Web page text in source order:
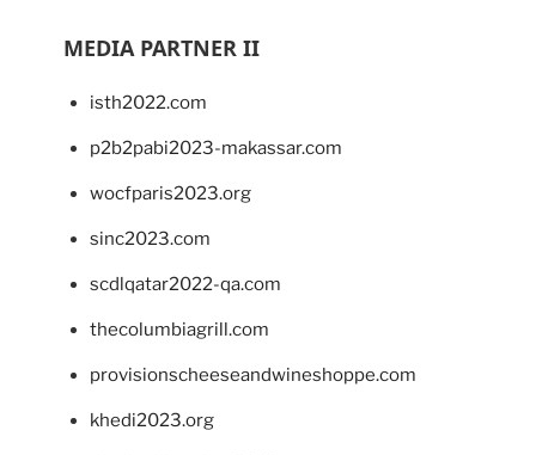
MEDIA PARTNER II
isth2022.com
p2b2pabi2023-makassar.com
wocfparis2023.org
sinc2023.com
scdlqatar2022-qa.com
thecolumbiagrill.com
provisionscheeseandwineshoppe.com
khedi2023.org